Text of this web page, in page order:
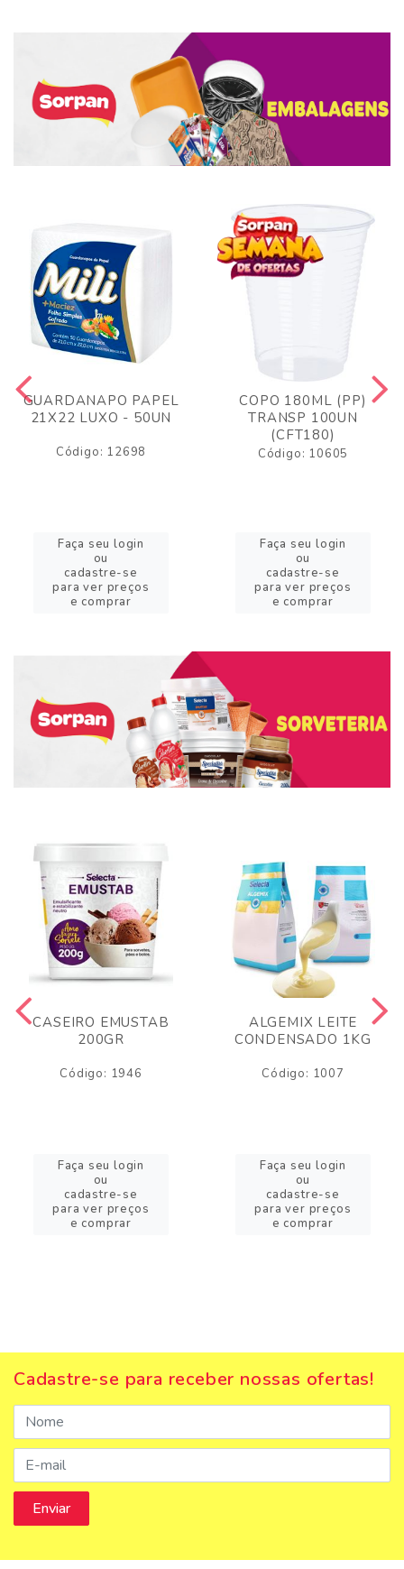
GUARDANAPO PAPEL
21X22 LUXO - 50UN
Código: 12698
Faça seu login
ou
cadastre-se
para ver preços
e comprar
COPO 180ML (PP)
TRANSP 100UN
(CFT180)
Código: 10605
Faça seu login
ou
cadastre-se
para ver preços
e comprar
CASEIRO EMUSTAB
200GR
Código: 1946
Faça seu login
ou
cadastre-se
para ver preços
e comprar
ALGEMIX LEITE
CONDENSADO 1KG
Código: 1007
Faça seu login
ou
cadastre-se
para ver preços
e comprar
Cadastre-se para receber nossas ofertas!